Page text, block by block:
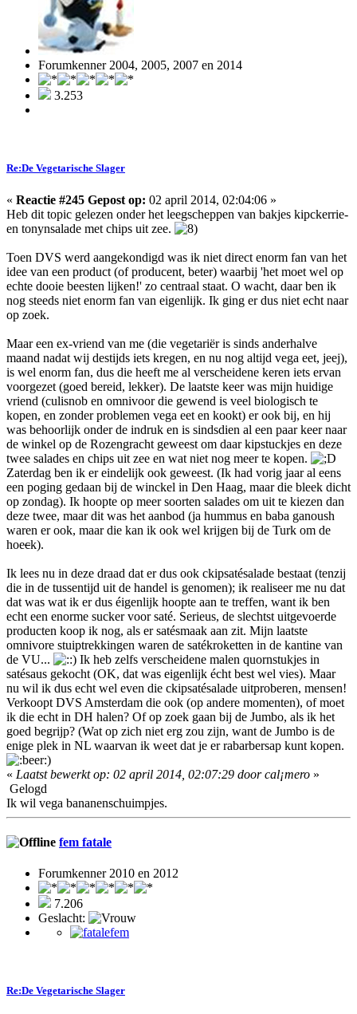
Forumkenner 2004, 2005, 2007 en 2014
3.253
Re:De Vegetarische Slager
« Reactie #245 Gepost op: 02 april 2014, 02:04:06 »
Heb dit topic gelezen onder het leegscheppen van bakjes kipckerrie-
en tonynsalade met chips uit zee.
Toen DVS werd aangekondigd was ik niet direct enorm fan van het
idee van een product (of producent, beter) waarbij 'het moet wel op
echte dooie beesten lijken!' zo centraal staat. O wacht, daar ben ik
nog steeds niet enorm fan van eigenlijk. Ik ging er dus niet echt naar
op zoek.
Maar een ex-vriend van me (die vegetariër is sinds anderhalve
maand nadat wij destijds iets kregen, en nu nog altijd vega eet, jeej),
is wel enorm fan, dus die heeft me al verscheidene keren iets ervan
voorgezet (goed bereid, lekker). De laatste keer was mijn huidige
vriend (culisnob en omnivoor die gewend is veel biologisch te
kopen, en zonder problemen vega eet en kookt) er ook bij, en hij
was behoorlijk onder de indruk en is sindsdien al een paar keer naar
de winkel op de Rozengracht geweest om daar kipstuckjes en deze
twee salades en chips uit zee en wat niet nog meer te kopen.
Zaterdag ben ik er eindelijk ook geweest. (Ik had vorig jaar al eens
een poging gedaan bij de winckel in Den Haag, maar die bleek dicht
op zondag). Ik hoopte op meer soorten salades om uit te kiezen dan
deze twee, maar dit was het aanbod (ja hummus en baba ganoush
waren er ook, maar die kan ik ook wel krijgen bij de Turk om de
hoeck).
Ik lees nu in deze draad dat er dus ook ckipsatésalade bestaat (tenzij
die in de tussentijd uit de handel is genomen); ik realiseer me nu dat
dat was wat ik er dus éigenlijk hoopte aan te treffen, want ik ben
echt een enorme sucker voor saté. Serieus, de slechtst uitgevoerde
producten koop ik nog, als er satésmaak aan zit. Mijn laatste
omnivore stuiptrekkingen waren de satékroketten in de kantine van
de VU...
Ik heb zelfs verscheidene malen quornstukjes in
satésaus gekocht (OK, dat was eigenlijk écht best wel vies). Maar
nu wil ik dus echt wel even die ckipsatésalade uitproberen, mensen!
Verkoopt DVS Amsterdam die ook (op andere momenten), of moet
ik die echt in DH halen? Of op zoek gaan bij de Jumbo, als ik het
goed begrijp? (Wat op zich niet erg zou zijn, want de Jumbo is de
enige plek in NL waarvan ik weet dat je er rabarbersap kunt kopen.
)
« Laatst bewerkt op: 02 april 2014, 02:07:29 door cal¡mero »
Gelogd
Ik wil vega bananenschuimpjes.
fem fatale
Forumkenner 2010 en 2012
7.206
Geslacht:
Re:De Vegetarische Slager